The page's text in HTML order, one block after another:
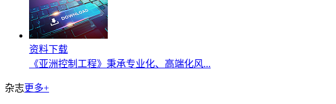
资料下载
《亚洲控制工程》秉承专业化、高端化风...
杂志更多+